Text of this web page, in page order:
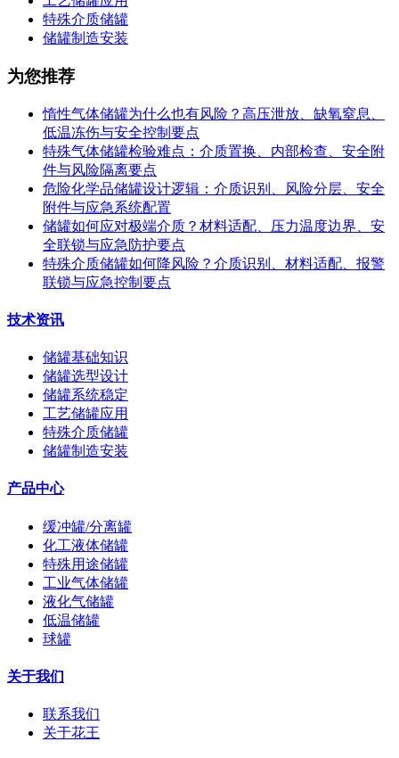
特殊介质储罐
储罐制造安装
为您推荐
惰性气体储罐为什么也有风险？高压泄放、缺氧窒息、
低温冻伤与安全控制要点
特殊气体储罐检验难点：介质置换、内部检查、安全附
件与风险隔离要点
危险化学品储罐设计逻辑：介质识别、风险分层、安全
附件与应急系统配置
储罐如何应对极端介质？材料适配、压力温度边界、安
全联锁与应急防护要点
特殊介质储罐如何降风险？介质识别、材料适配、报警
联锁与应急控制要点
技术资讯
储罐基础知识
储罐选型设计
储罐系统稳定
工艺储罐应用
特殊介质储罐
储罐制造安装
产品中心
缓冲罐/分离罐
化工液体储罐
特殊用途储罐
工业气体储罐
液化气储罐
低温储罐
球罐
关于我们
联系我们
关于花王